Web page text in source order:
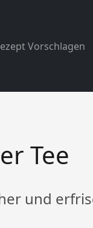
Vorschlagen
Tee
und